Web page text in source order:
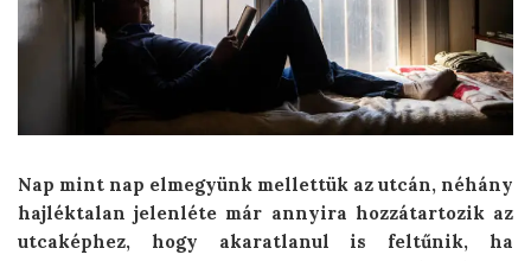
Nap mint nap elmegyünk mellettük az utcán, néhány
hajléktalan jelenléte már annyira hozzátartozik az
utcaképhez, hogy akaratlanul is feltűnik, ha